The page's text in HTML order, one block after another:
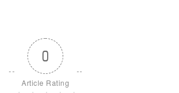
0
Article Rating